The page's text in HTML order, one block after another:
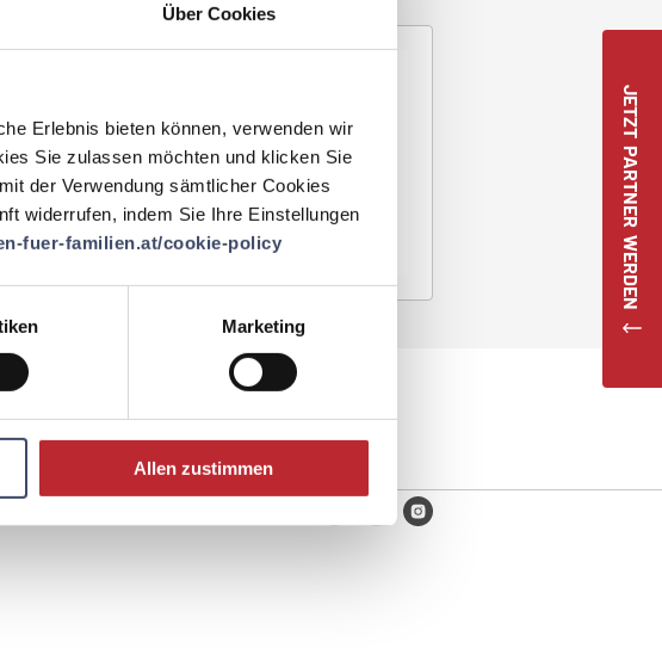
Über Cookies
Erlebnis bieten können, verwenden wir
Sie zulassen möchten und klicken Sie
der Verwendung sämtlicher Cookies
widerrufen, indem Sie Ihre Einstellungen
fuer-familien.at/cookie-policy
Marketing
Allen zustimmen
JETZT PARTNER WERDEN